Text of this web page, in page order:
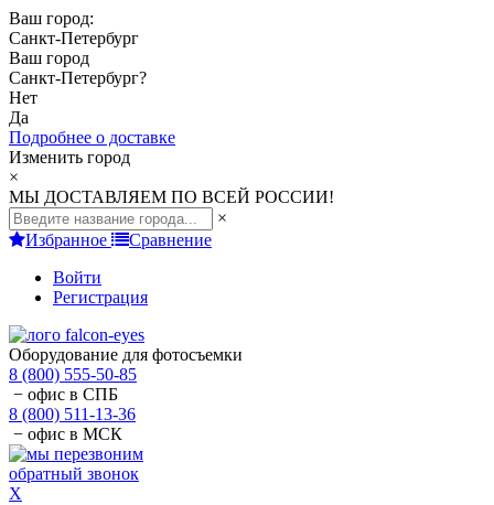
Ваш город:
Санкт-Петербург
Ваш город
Санкт-Петербург?
Нет
Да
Подробнее о доставке
Изменить город
×
МЫ ДОСТАВЛЯЕМ ПО ВСЕЙ РОССИИ!
×
Избранное
Сравнение
Войти
Регистрация
Оборудование для фотосъемки
8 (800) 555-50-85
− офис в СПБ
8 (800) 511-13-36
− офис в МСК
обратный звонок
X